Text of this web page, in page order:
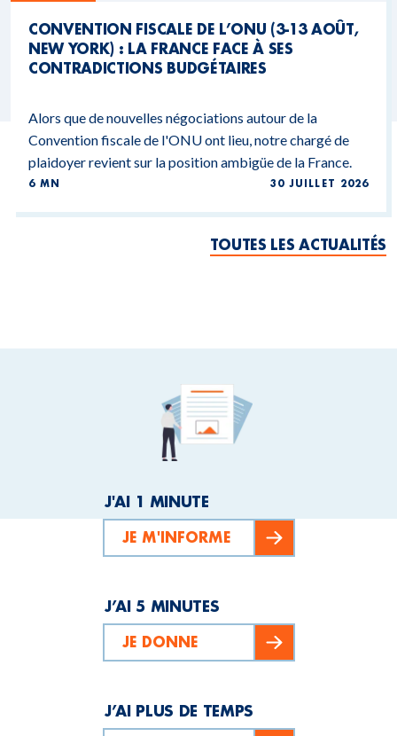
CONVENTION FISCALE DE L’ONU (3-13 AOÛT,
NEW YORK) : LA FRANCE FACE À SES
CONTRADICTIONS BUDGÉTAIRES
Alors que de nouvelles négociations autour de la
Convention fiscale de l'ONU ont lieu, notre chargé de
plaidoyer revient sur la position ambigüe de la France.
6 MN 30 JUILLET 2026
TOUTES LES ACTUALITÉS
J'AI 1 MINUTE
JE M'INFORME
J’AI 5 MINUTES
JE DONNE
J’AI PLUS DE TEMPS